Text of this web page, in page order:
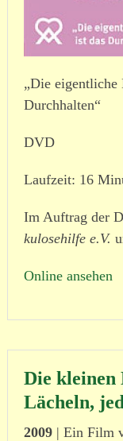
„Die eigentliche
Durchhalten“
DVD
Laufzeit: 16
Im Auftrag der
ku­lo­se­hilfe e.V.
Online ansehen
Die kleinen
Lächeln,
2009| Ein Film